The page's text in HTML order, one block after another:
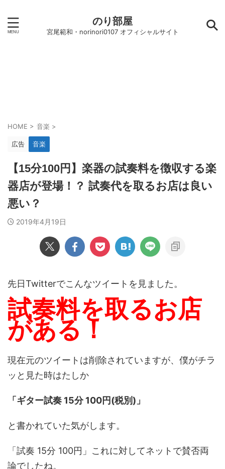
のり部屋
宮尾範和・norinori0107 オフィシャルサイト
HOME > 音楽 >
広告 音楽
【15分100円】楽器の試奏料を徴収する楽
器店が登場！？ 試奏代を取るお店は良い
悪い？
2019年4月19日
先日Twitterでこんなツイートを見ました。
試奏料を取るお店
がある！
現在元のツイートは削除されていますが、僕がチラ
ッと見た時はたしか
「ギター試奏 15分 100円(税別)」
と書かれていた気がします。
「試奏 15分 100円」これに対してネットで賛否両
論でしたね。